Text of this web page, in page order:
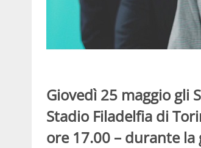
Giovedì 25 maggio gli
Stadio Filadelfia di
ore 17.00 – durante la